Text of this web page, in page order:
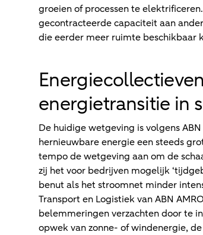
groeien of processen te
gecontracteerde capaciteit aan
die eerder meer ruimte beschikbaar
energietransitie in
De huidige wetgeving is volgens
hernieuwbare energie een steeds
tempo de wetgeving aan om de
zij het voor bedrijven mogelijk
benut als het stroomnet minder
Transport en Logistiek van ABN
belemmeringen verzachten door te
opwek van zonne- of windenergie,